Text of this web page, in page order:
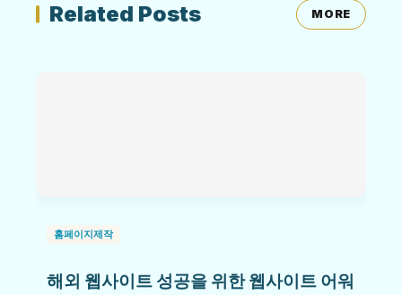
Related Posts MORE
홈페이지제작
해외 웹사이트 성공을 위한 웹사이트 어워